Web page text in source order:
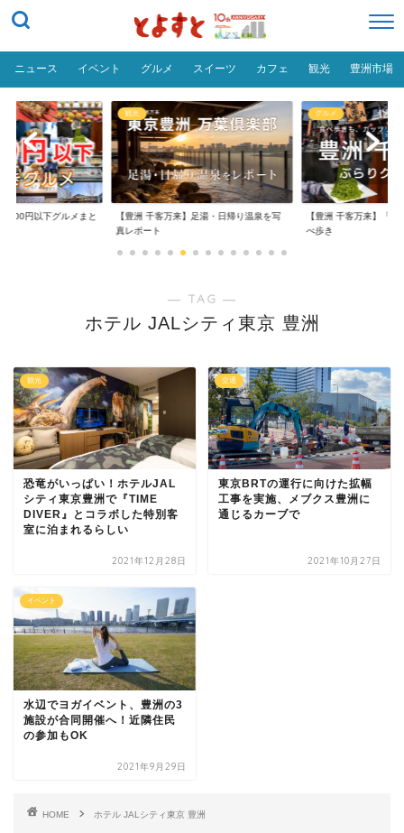
ニュース イベント グルメ スイーツ カフェ 観光 豊洲市場
円以下グルメまと
観光
【豊洲 千客万来】足湯・日帰り温泉を写
真レポート
グルメ
【豊洲 千客万来】「豊
べ歩き
― TAG ―
ホテル JALシティ東京 豊洲
観光
恐竜がいっぱい！ホテルJAL
シティ東京豊洲で『TIME
DIVER』とコラボした特別客
室に泊まれるらしい
2021年12月28日
交通
東京BRTの運行に向けた拡幅
工事を実施、メブクス豊洲に
通じるカーブで
2021年10月27日
イベント
水辺でヨガイベント、豊洲の3
施設が合同開催へ！近隣住民
の参加もOK
2021年9月29日
HOME ホテル JALシティ東京 豊洲